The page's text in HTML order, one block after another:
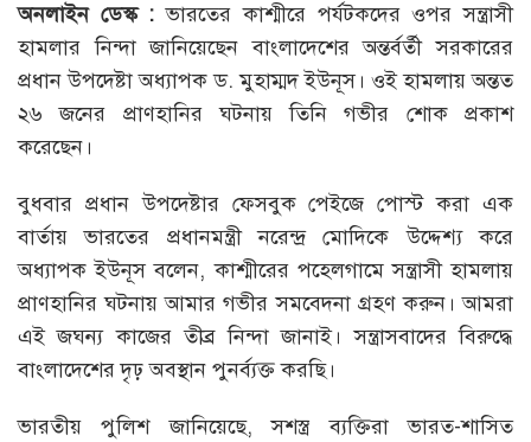
অনলাইন ডেস্ক :ভারতের কাশ্মীরে পর্যটকদের ওপর সন্ত্রাসী
হামলার নিন্দা জানিয়েছেন বাংলাদেশের অন্তর্বর্তী সরকারের
প্রধান উপদেষ্টা অধ্যাপক ড. মুহাম্মদ ইউনূস। ওই হামলায় অন্তত
২৬ জনের প্রাণহানির ঘটনায় তিনি গভীর শোক প্রকাশ
করেছেন।
বুধবার প্রধান উপদেষ্টার ফেসবুক পেইজে পোস্ট করা এক
বার্তায় ভারতের প্রধানমন্ত্রী নরেন্দ্র মোদিকে উদ্দেশ্য করে
অধ্যাপক ইউনূস বলেন, কাশ্মীরের পহেলগামে সন্ত্রাসী হামলায়
প্রাণহানির ঘটনায় আমার গভীর সমবেদনা গ্রহণ করুন। আমরা
এই জঘন্য কাজের তীব্র নিন্দা জানাই। সন্ত্রাসবাদের বিরুদ্ধে
বাংলাদেশের দৃঢ় অবস্থান পুনর্ব্যক্ত করছি।
ভারতীয় পুলিশ জানিয়েছে, সশস্ত্র ব্যক্তিরা ভারত-শাসিত